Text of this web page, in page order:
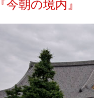
『今朝の境内』